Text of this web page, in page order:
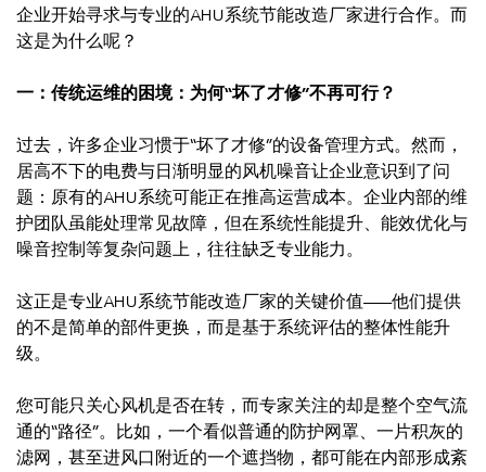
企业开始寻求与专业的AHU系统节能改造厂家进行合作。而
这是为什么呢？
一：传统运维的困境：为何“坏了才修”不再可行？
过去，许多企业习惯于“坏了才修”的设备管理方式。然而，
居高不下的电费与日渐明显的风机噪音让企业意识到了问
题：原有的AHU系统可能正在推高运营成本。企业内部的维
护团队虽能处理常见故障，但在系统性能提升、能效优化与
噪音控制等复杂问题上，往往缺乏专业能力。
这正是专业AHU系统节能改造厂家的关键价值——他们提供
的不是简单的部件更换，而是基于系统评估的整体性能升
级。
您可能只关心风机是否在转，而专家关注的却是整个空气流
通的“路径”。比如，一个看似普通的防护网罩、一片积灰的
滤网，甚至进风口附近的一个遮挡物，都可能在内部形成紊